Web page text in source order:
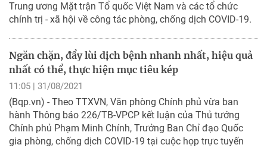
Trung ương Mặt trận Tổ quốc Việt Nam và các tổ chức
chính trị - xã hội về công tác phòng, chống dịch COVID-19.
Ngăn chặn, đẩy lùi dịch bệnh nhanh nhất, hiệu quả
nhất có thể, thực hiện mục tiêu kép
11:05 | 31/08/2021
(Bqp.vn) - Theo TTXVN, Văn phòng Chính phủ vừa ban
hành Thông báo 226/TB-VPCP kết luận của Thủ tướng
Chính phủ Phạm Minh Chính, Trưởng Ban Chỉ đạo Quốc
gia phòng, chống dịch COVID-19 tại cuộc họp trực tuyến